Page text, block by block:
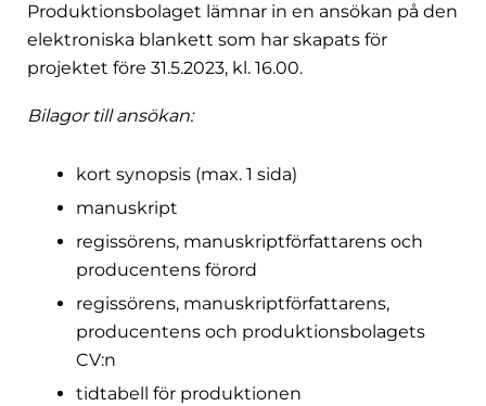
Produktionsbolaget lämnar in en ansökan på den
elektroniska blankett som har skapats för
projektet före 31.5.2023, kl. 16.00.
Bilagor till ansökan:
kort synopsis (max. 1 sida)
manuskript
regissörens, manuskriptförfattarens och
producentens förord
regissörens, manuskriptförfattarens,
producentens och produktionsbolagets
CV:n
tidtabell för produktionen